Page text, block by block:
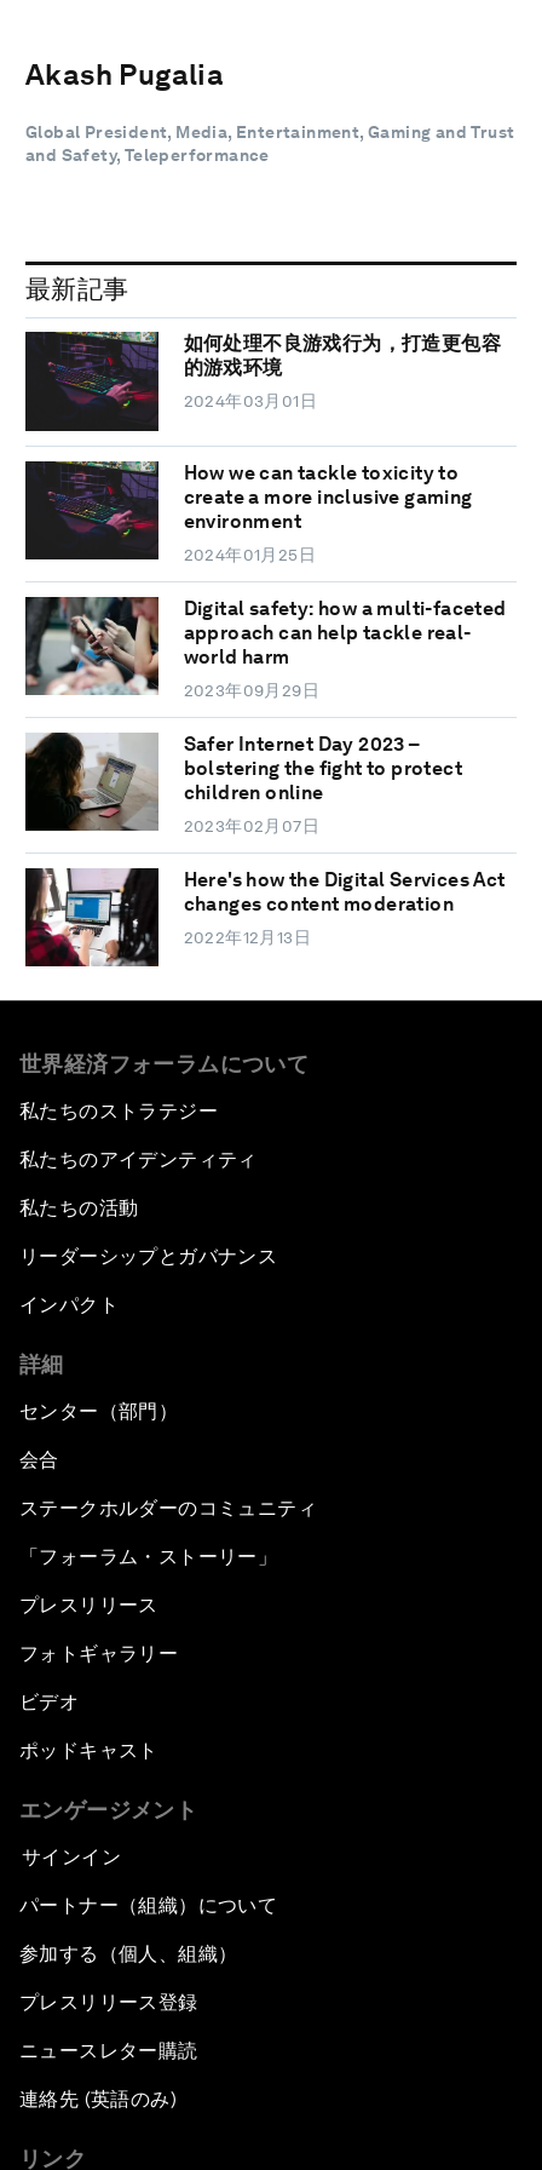
Akash Pugalia
Global President, Media, Entertainment, Gaming and Trust
and Safety, Teleperformance
最新記事
如何处理不良游戏行为，打造更包容
的游戏环境
2024年03月01日
How we can tackle toxicity to
create a more inclusive gaming
environment
2024年01月25日
Digital safety: how a multi-faceted
approach can help tackle real-
world harm
2023年09月29日
Safer Internet Day 2023 –
bolstering the fight to protect
children online
2023年02月07日
Here's how the Digital Services Act
changes content moderation
2022年12月13日
世界経済フォーラムについて
私たちのストラテジー
私たちのアイデンティティ
私たちの活動
リーダーシップとガバナンス
インパクト
詳細
センター（部門）
会合
ステークホルダーのコミュニティ
「フォーラム・ストーリー」
プレスリリース
フォトギャラリー
ビデオ
ポッドキャスト
エンゲージメント
サインイン
パートナー（組織）について
参加する（個人、組織）
プレスリリース登録
ニュースレター購読
連絡先 (英語のみ)
リンク